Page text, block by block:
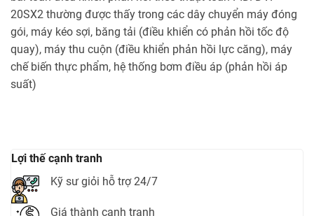
Lợi thế cạnh tranh
Kỹ sư giỏi hỗ trợ 24/7
Giá thành cạnh tranh
20SX2 thường được thấy trong các dây chuyển máy đóng
gói, máy kéo sợi, băng tải (điều khiển có phản hồi tốc độ
quay), máy thu cuộn (điều khiển phản hồi lực căng), máy
chế biến thực phẩm, hệ thống bơm điều áp (phản hồi áp
suất)